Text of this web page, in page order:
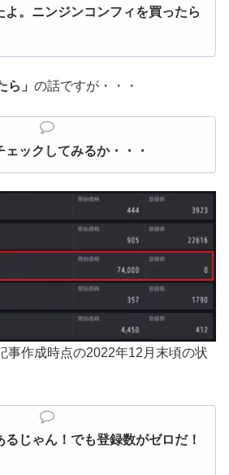
よ。ニンジンコンフィを買ったら
ら」 の話ですが・・・
ックしてみるか・・・
事作成時点の2022年12月末頃の状
じゃん！でも登録数がゼロだ！